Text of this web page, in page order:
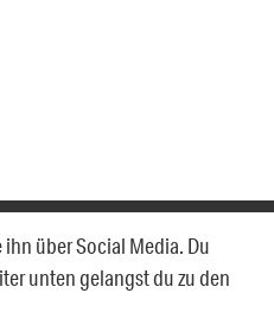
über Social Media. Du
unten gelangst du zu den